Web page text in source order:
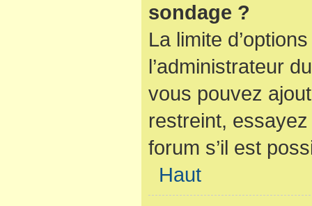
sondage ?
La limite
l’administrateur
vous pouvez
restreint,
forum s’il est
Haut